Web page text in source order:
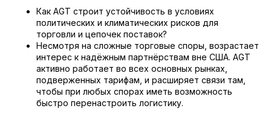
Как AGT строит устойчивость в условиях
политических и климатических рисков для
торговли и цепочек поставок?
Несмотря на сложные торговые споры, возрастает
интерес к надёжным партнёрствам вне США. AGT
активно работает во всех основных рынках,
подверженных тарифам, и расширяет связи там,
чтобы при любых спорах иметь возможность
быстро перенастроить логистику.